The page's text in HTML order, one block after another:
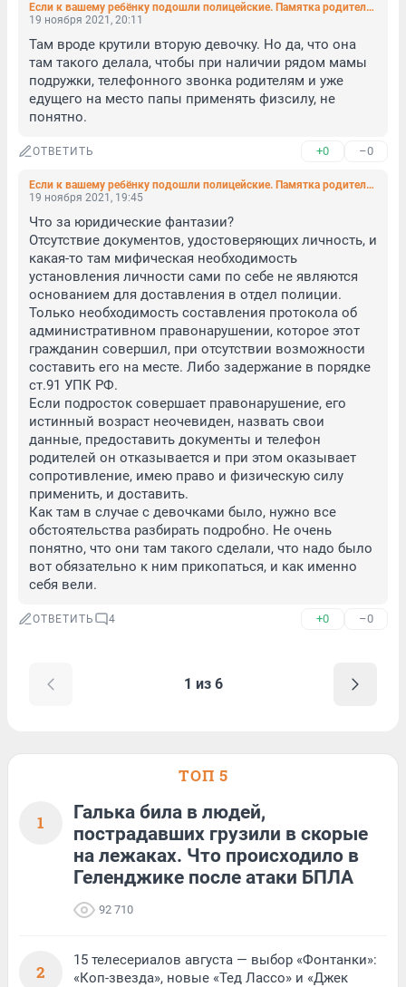
Если к вашему ребёнку подошли полицейские. Памятка родителям
19 ноября 2021, 20:11
Там вроде крутили вторую девочку. Но да, что она
там такого делала, чтобы при наличии рядом мамы
подружки, телефонного звонка родителям и уже
едущего на место папы применять физсилу, не
понятно.
ОТВЕТИТЬ +0 –0
Если к вашему ребёнку подошли полицейские. Памятка родителям
19 ноября 2021, 19:45
Что за юридические фантазии?
Отсутствие документов, удостоверяющих личность, и
какая-то там мифическая необходимость
установления личности сами по себе не являются
основанием для доставления в отдел полиции.
Только необходимость составления протокола об
административном правонарушении, которое этот
гражданин совершил, при отсутствии возможности
составить его на месте. Либо задержание в порядке
ст.91 УПК РФ.
Если подросток совершает правонарушение, его
истинный возраст неочевиден, назвать свои
данные, предоставить документы и телефон
родителей он отказывается и при этом оказывает
сопротивление, имею право и физическую силу
применить, и доставить.
Как там в случае с девочками было, нужно все
обстоятельства разбирать подробно. Не очень
понятно, что они там такого сделали, что надо было
вот обязательно к ним прикопаться, и как именно
себя вели.
ОТВЕТИТЬ 4 +0 –0
1 из 6
ТОП 5
1
Галька била в людей,
пострадавших грузили в скорые
на лежаках. Что происходило в
Геленджике после атаки БПЛА
92 710
2
15 телесериалов августа — выбор «Фонтанки»:
«Коп-звезда», новые «Тед Лассо» и «Джек